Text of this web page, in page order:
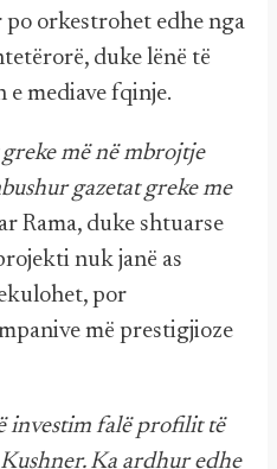
po orkestrohet edhe nga
duke lënë të
mediave fqinje.
greke më në mbrojtje
gazetat greke me
Rama, duke shtuarse
nuk janë as
por
më prestigjioze
investim falë profilit të
Ka ardhur edhe